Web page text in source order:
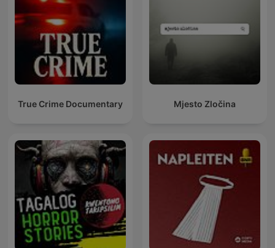
True Crime Documentary Mjesto Zločina